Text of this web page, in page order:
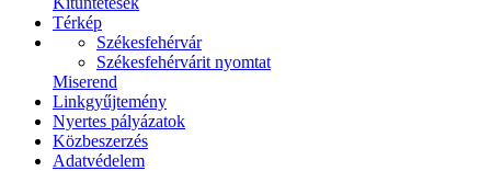
Térkép
Székesfehérvár
Székesfehérvárit nyomtat
Miserend
Linkgyűjtemény
Nyertes pályázatok
Közbeszerzés
Adatvédelem